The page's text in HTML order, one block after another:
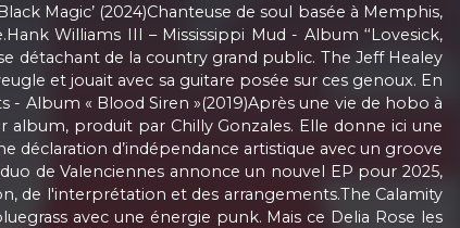
Magic’ (2024)Chanteuse de soul basée à Memphis,
Williams III – Mississippi Mud - Album ‘‘Lovesick,
détachant de la country grand public. The Jeff Healey
et jouait avec sa guitare posée sur ces genoux. En
Album « Blood Siren »(2019)Après une vie de hobo à
album, produit par Chilly Gonzales. Elle donne ici une
déclaration d’indépendance artistique avec un groove
de Valenciennes annonce un nouvel EP pour 2025,
de l'interprétation et des arrangements.The Calamity
avec une énergie punk. Mais ce Delia Rose les